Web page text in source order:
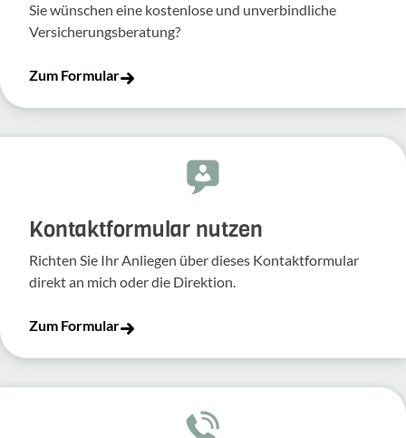
Sie wünschen eine kostenlose und unverbindliche
Versicherungsberatung?
Zum Formular
Kontakt­for­mular nutzen
Richten Sie Ihr Anliegen über dieses Kontakt­for­mular
direkt an mich oder die Direk­tion.
Zum Formular